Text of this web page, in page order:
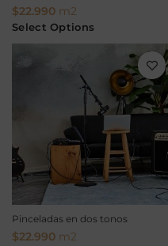
$22.990 m2
Select Options
Pinceladas en dos tonos
$22.990 m2